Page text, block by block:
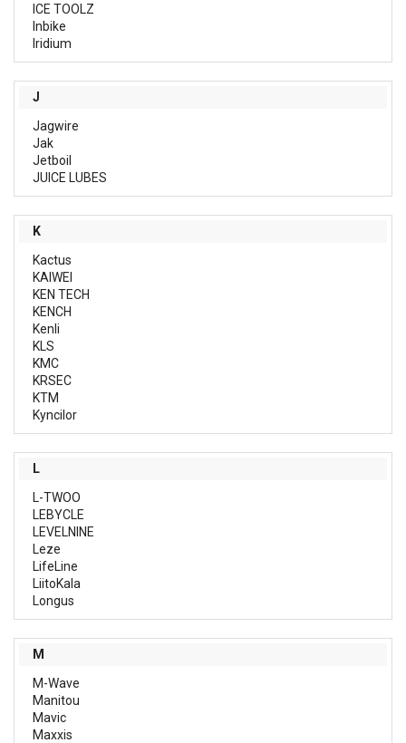
ICE TOOLZ
Inbike
Iridium
J
Jagwire
Jak
Jetboil
JUICE LUBES
K
Kactus
KAIWEI
KEN TECH
KENCH
Kenli
KLS
KMC
KRSEC
KTM
Kyncilor
L
L-TWOO
LEBYCLE
LEVELNINE
Leze
LifeLine
LiitoKala
Longus
M
M-Wave
Manitou
Mavic
Maxxis